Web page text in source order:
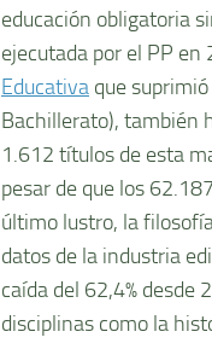
educación obligatoria
ejecutada por el PP en
Educativa que
Bachillerato), también
1.612 títulos de esta
pesar de que los
último lustro, la
datos de la industria
caída del 62,4% desde
disciplinas como la